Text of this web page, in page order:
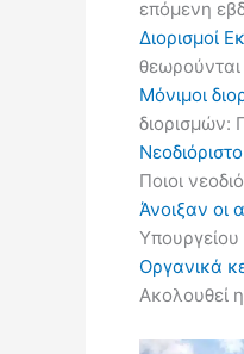
επόμενη
Διορισμοί
θεωρούνται
Μόνιμοι
διορισμών:
Ποιοι
Άνοιξαν οι
Υπουργείου
Οργανικά
Ακολουθεί